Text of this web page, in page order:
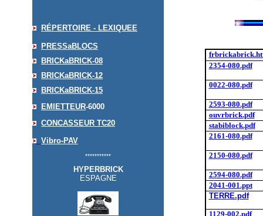
RÉPERTOIRE - LEXIQUEE
PRESSaBLOCS
BRICKaBRICK-08
BRICKaBRICK-12
BRICKaBRICK-15
EMIETTEUR-6000
CONCASSEUR TC20
Vibro-PAV
***********
HYPERBRICK
ESPAGNE
2354-080.pdf
0022-080.pdf
2593-080.pdf
ouvrbrick.pdf
stabiblock.pdf
2161-080.pdf
2150-080.pdf
2594-080.pdf
2041-001.ppt
TERRE.pdf
1129-002.pdf